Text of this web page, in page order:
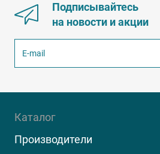
Подписывайтесь
на новости и акции
Каталог
Производители